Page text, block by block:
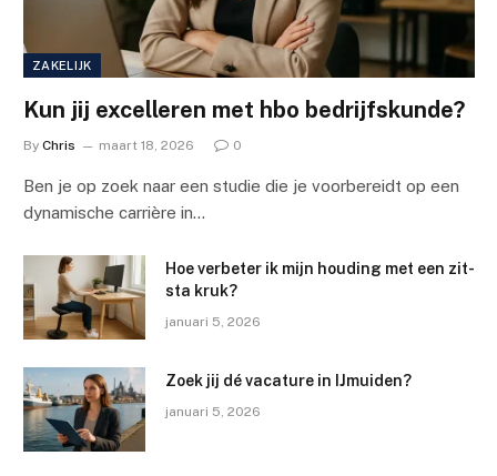
ZAKELIJK
Kun jij excelleren met hbo bedrijfskunde?
By Chris maart 18, 2026 0
Ben je op zoek naar een studie die je voorbereidt op een
dynamische carrière in…
Hoe verbeter ik mijn houding met een zit-
sta kruk?
januari 5, 2026
Zoek jij dé vacature in IJmuiden?
januari 5, 2026